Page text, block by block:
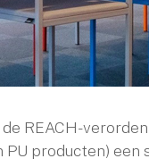
REACH-
PU producten)